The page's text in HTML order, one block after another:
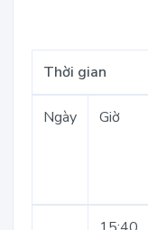
Thời gian
Ngày Giờ